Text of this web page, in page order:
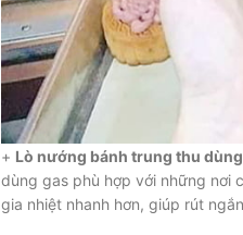
+ Lò nướng bánh trung thu
dùng gas phù hợp với những nơi
gia nhiệt nhanh hơn, giúp rút